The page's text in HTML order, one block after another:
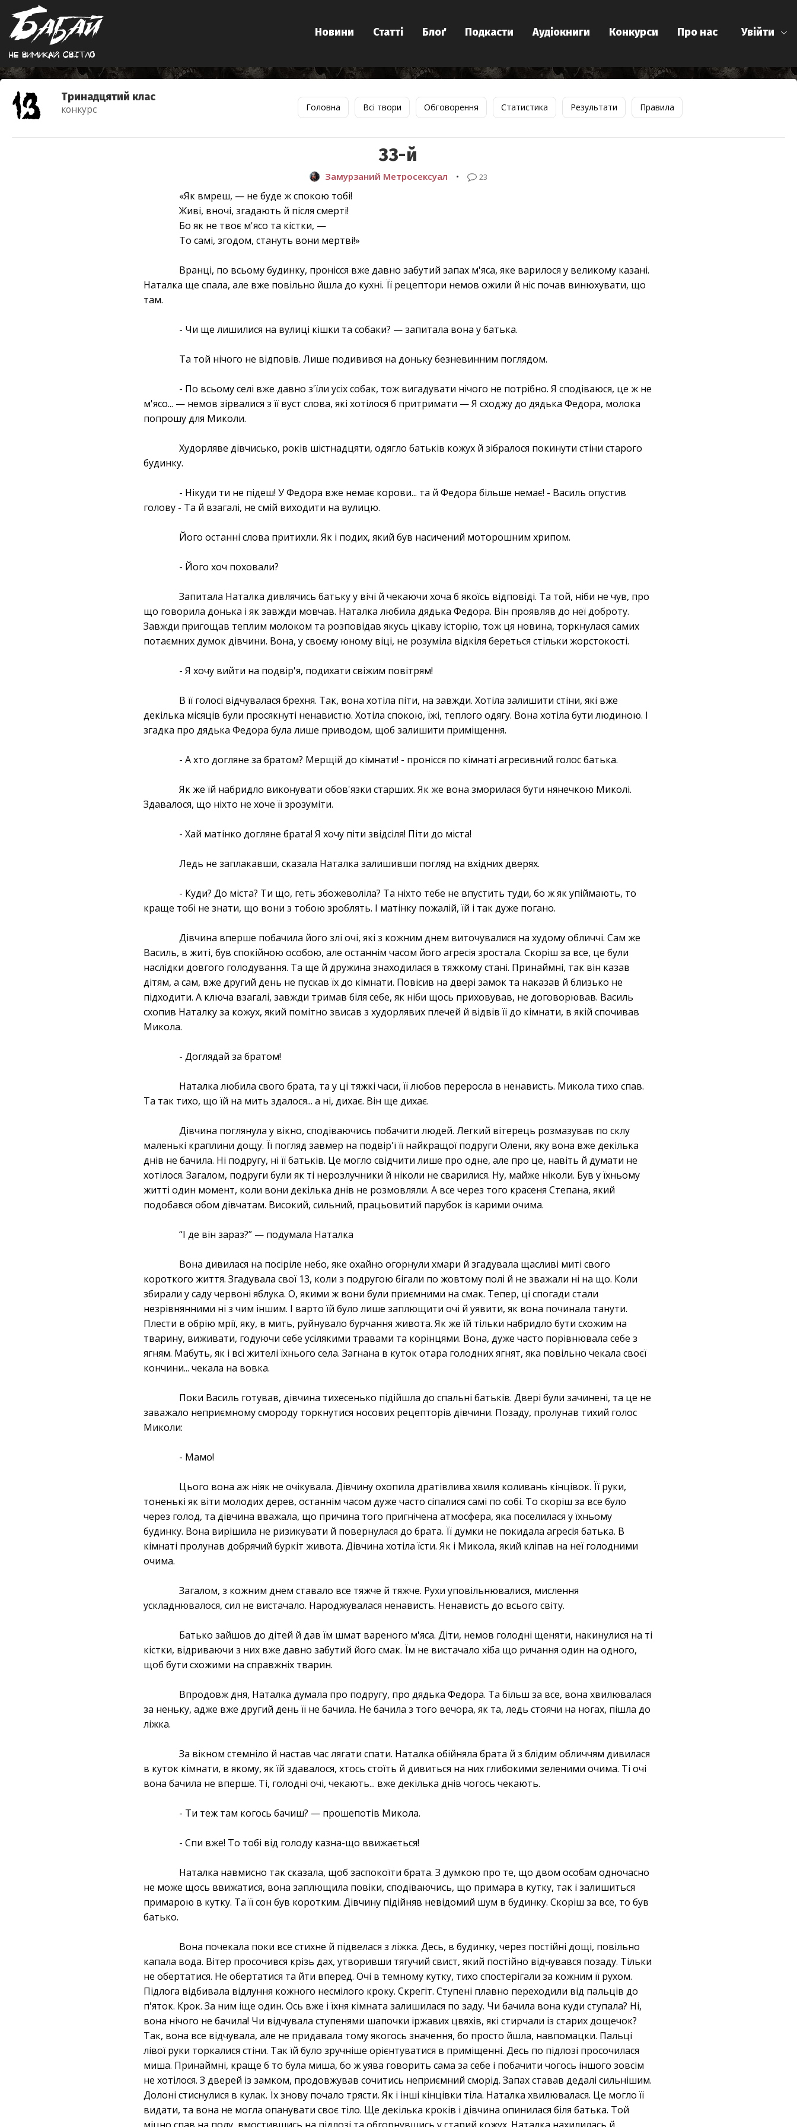
Не вимикай свiтло
Увійти
Новини Статті Блоґ Подкасти Аудіокниги Конкурси Про нас
Тринадцятий клас
конкурс Головна Всі твори Обговорення Статистика Результати Правила
33-й
Замурзаний Метросексуал • 23
«Як вмреш, — не буде ж спокою тобі!
Живі, вночі, згадають й після смерті!
Бо як не твоє м'ясо та кістки, —
То самі, згодом, стануть вони мертві!»
Вранці, по всьому будинку, пронісся вже давно забутий запах м'яса, яке варилося у великому казані.
Наталка ще спала, але вже повільно йшла до кухні. Її рецептори немов ожили й ніс почав винюхувати, що
там.
- Чи ще лишилися на вулиці кішки та собаки? — запитала вона у батька.
Та той нічого не відповів. Лише подивився на доньку безневинним поглядом.
- По всьому селі вже давно з'їли усіх собак, тож вигадувати нічого не потрібно. Я сподіваюся, це ж не
м'ясо... — немов зірвалися з її вуст слова, які хотілося б притримати — Я сходжу до дядька Федора, молока
попрошу для Миколи.
Худорляве дівчисько, років шістнадцяти, одягло батьків кожух й зібралося покинути стіни старого
будинку.
- Нікуди ти не підеш! У Федора вже немає корови... та й Федора більше немає! - Василь опустив
голову - Та й взагалі, не смій виходити на вулицю.
Його останні слова притихли. Як і подих, який був насичений моторошним хрипом.
- Його хоч поховали?
Запитала Наталка дивлячись батьку у вічі й чекаючи хоча б якоїсь відповіді. Та той, ніби не чув, про
що говорила донька і як завжди мовчав. Наталка любила дядька Федора. Він проявляв до неї доброту.
Завжди пригощав теплим молоком та розповідав якусь цікаву історію, тож ця новина, торкнулася самих
потаємних думок дівчини. Вона, у своєму юному віці, не розуміла відкіля береться стільки жорстокості.
- Я хочу вийти на подвір'я, подихати свіжим повітрям!
В її голосі відчувалася брехня. Так, вона хотіла піти, на завжди. Хотіла залишити стіни, які вже
декілька місяців були просякнуті ненавистю. Хотіла спокою, їжі, теплого одягу. Вона хотіла бути людиною. І
згадка про дядька Федора була лише приводом, щоб залишити приміщення.
- А хто догляне за братом? Мерщій до кімнати! - пронісся по кімнаті агресивний голос батька.
Як же їй набридло виконувати обов'язки старших. Як же вона зморилася бути нянечкою Миколі.
Здавалося, що ніхто не хоче її зрозуміти.
- Хай матінко догляне брата! Я хочу піти звідсіля! Піти до міста!
Ледь не заплакавши, сказала Наталка залишивши погляд на вхідних дверях.
- Куди? До міста? Ти що, геть збожеволіла? Та ніхто тебе не впустить туди, бо ж як упіймають, то
краще тобі не знати, що вони з тобою зроблять. І матінку пожалій, їй і так дуже погано.
Дівчина вперше побачила його злі очі, які з кожним днем виточувалися на худому обличчі. Сам же
Василь, в житі, був спокійною особою, але останнім часом його агресія зростала. Скоріш за все, це були
наслідки довгого голодування. Та ще й дружина знаходилася в тяжкому стані. Принаймні, так він казав
дітям, а сам, вже другий день не пускав їх до кімнати. Повісив на двері замок та наказав й близько не
підходити. А ключа взагалі, завжди тримав біля себе, як ніби щось приховував, не договорював. Василь
схопив Наталку за кожух, який помітно звисав з худорлявих плечей й відвів її до кімнати, в якій спочивав
Микола.
- Доглядай за братом!
Наталка любила свого брата, та у ці тяжкі часи, її любов переросла в ненависть. Микола тихо спав.
Та так тихо, що їй на мить здалося... а ні, дихає. Він ще дихає.
Дівчина поглянула у вікно, сподіваючись побачити людей. Легкий вітерець розмазував по склу
маленькі краплини дощу. Її погляд завмер на подвір'ї її найкращої подруги Олени, яку вона вже декілька
днів не бачила. Ні подругу, ні її батьків. Це могло свідчити лише про одне, але про це, навіть й думати не
хотілося. Загалом, подруги були як ті нерозлучники й ніколи не сварилися. Ну, майже ніколи. Був у їхньому
житті один момент, коли вони декілька днів не розмовляли. А все через того красеня Степана, який
подобався обом дівчатам. Високий, сильний, працьовитий парубок із карими очима.
“І де він зараз?” — подумала Наталка
Вона дивилася на посіріле небо, яке охайно огорнули хмари й згадувала щасливі миті свого
короткого життя. Згадувала свої 13, коли з подругою бігали по жовтому полі й не зважали ні на що. Коли
збирали у саду червоні яблука. О, якими ж вони були приємними на смак. Тепер, ці спогади стали
незрівнянними ні з чим іншим. І варто їй було лише заплющити очі й уявити, як вона починала танути.
Плести в обрію мрії, яку, в мить, руйнувало бурчання живота. Як же їй тільки набридло бути схожим на
тварину, виживати, годуючи себе усілякими травами та корінцями. Вона, дуже часто порівнювала себе з
ягням. Мабуть, як і всі жителі їхнього села. Загнана в куток отара голодних ягнят, яка повільно чекала своєї
кончини... чекала на вовка.
Поки Василь готував, дівчина тихесенько підійшла до спальні батьків. Двері були зачинені, та це не
заважало неприємному смороду торкнутися носових рецепторів дівчини. Позаду, пролунав тихий голос
Миколи:
- Мамо!
Цього вона аж ніяк не очікувала. Дівчину охопила дратівлива хвиля коливань кінцівок. Її руки,
тоненькі як віти молодих дерев, останнім часом дуже часто сіпалися самі по собі. То скоріш за все було
через голод, та дівчина вважала, що причина того пригнічена атмосфера, яка поселилася у їхньому
будинку. Вона вирішила не ризикувати й повернулася до брата. Її думки не покидала агресія батька. В
кімнаті пролунав добрячий буркіт живота. Дівчина хотіла їсти. Як і Микола, який кліпав на неї голодними
очима.
Загалом, з кожним днем ставало все тяжче й тяжче. Рухи уповільнювалися, мислення
ускладнювалося, сил не вистачало. Народжувалася ненависть. Ненависть до всього світу.
Батько зайшов до дітей й дав їм шмат вареного м'яса. Діти, немов голодні щеняти, накинулися на ті
кістки, відриваючи з них вже давно забутий його смак. Їм не вистачало хіба що ричання один на одного,
щоб бути схожими на справжніх тварин.
Впродовж дня, Наталка думала про подругу, про дядька Федора. Та більш за все, вона хвилювалася
за неньку, адже вже другий день її не бачила. Не бачила з того вечора, як та, ледь стоячи на ногах, пішла до
ліжка.
За вікном стемніло й настав час лягати спати. Наталка обійняла брата й з блідим обличчям дивилася
в куток кімнати, в якому, як їй здавалося, хтось стоїть й дивиться на них глибокими зеленими очима. Ті очі
вона бачила не вперше. Ті, голодні очі, чекають... вже декілька днів чогось чекають.
- Ти теж там когось бачиш? — прошепотів Микола.
- Спи вже! То тобі від голоду казна-що ввижається!
Наталка навмисно так сказала, щоб заспокоїти брата. З думкою про те, що двом особам одночасно
не може щось ввижатися, вона заплющила повіки, сподіваючись, що примара в кутку, так і залишиться
примарою в кутку. Та її сон був коротким. Дівчину підійняв невідомий шум в будинку. Скоріш за все, то був
батько.
Вона почекала поки все стихне й підвелася з ліжка. Десь, в будинку, через постійні дощі, повільно
капала вода. Вітер просочився крізь дах, утворивши тягучий свист, який постійно відчувався позаду. Тільки
не обертатися. Не обертатися та йти вперед. Очі в темному кутку, тихо спостерігали за кожним її рухом.
Підлога відбивала відлуння кожного несмілого кроку. Скрегіт. Ступені плавно переходили від пальців до
п'яток. Крок. За ним іще один. Ось вже і їхня кімната залишилася по заду. Чи бачила вона куди ступала? Ні,
вона нічого не бачила! Чи відчувала ступенями шапочки іржавих цвяхів, які стирчали із старих дощечок?
Так, вона все відчувала, але не придавала тому якогось значення, бо просто йшла, навпомацки. Пальці
лівої руки торкалися стіни. Так їй було зручніше орієнтуватися в приміщенні. Десь по підлозі просочилася
миша. Принаймні, краще б то була миша, бо ж уява говорить сама за себе і побачити чогось іншого зовсім
не хотілося. З дверей із замком, продовжував сочитись неприємний сморід. Запах ставав дедалі сильнішим.
Долоні стиснулися в кулак. Їх знову почало трясти. Як і інші кінцівки тіла. Наталка хвилювалася. Це могло її
видати, та вона не могла опанувати своє тіло. Ще декілька кроків і дівчина опинилася біля батька. Той